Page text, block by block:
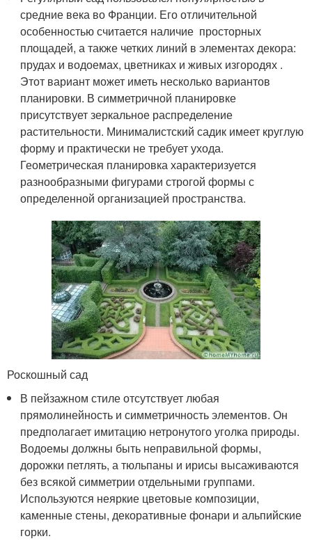
средние века во Франции. Его отличительной
особенностью считается наличие просторных
площадей, а также четких линий в элементах декора:
прудах и водоемах, цветниках и живых изгородях .
Этот вариант может иметь несколько вариантов
планировки. В симметричной планировке
присутствует зеркальное распределение
растительности. Минималистский садик имеет круглую
форму и практически не требует ухода.
Геометрическая планировка характеризуется
разнообразными фигурами строгой формы с
определенной организацией пространства.
Роскошный сад
В пейзажном стиле отсутствует любая
прямолинейность и симметричность элементов. Он
предполагает имитацию нетронутого уголка природы.
Водоемы должны быть неправильной формы,
дорожки петлять, а тюльпаны и ирисы высаживаются
без всякой симметрии отдельными группами.
Используются неяркие цветовые композиции,
каменные стены, декоративные фонари и альпийские
горки.